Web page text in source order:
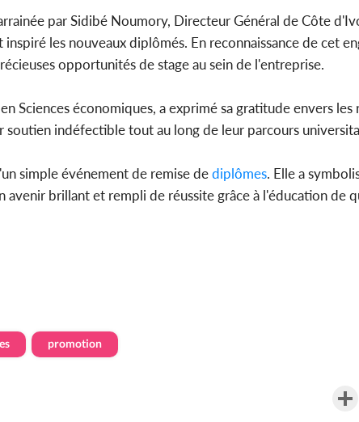
par Sidibé Noumory, Directeur Général de Côte
les nouveaux diplômés. En reconnaissance de cet
opportunités de stage au sein de l'entreprise.
Sciences économiques, a exprimé sa gratitude envers les
indéfectible tout au long de leur parcours
simple événement de remise dediplômes. Elle a
brillant et rempli de réussite grâce à l'éducation de
promotion